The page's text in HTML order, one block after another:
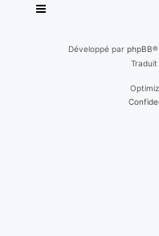
Développé par phpBB®